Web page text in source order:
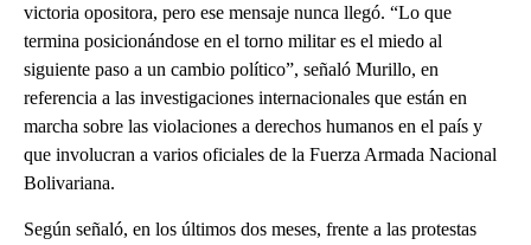
victoria opositora, pero ese mensaje nunca llegó. “Lo que
termina posicionándose en el torno militar es el miedo al
siguiente paso a un cambio político”, señaló Murillo, en
referencia a las investigaciones internacionales que están en
marcha sobre las violaciones a derechos humanos en el país y
que involucran a varios oficiales de la Fuerza Armada Nacional
Bolivariana.
Según señaló, en los últimos dos meses, frente a las protestas